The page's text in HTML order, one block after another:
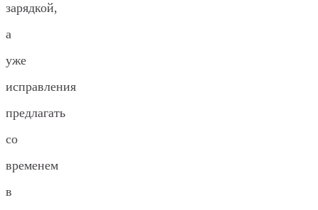
зарядкой,
а
уже
исправления
предлагать
со
временем
в